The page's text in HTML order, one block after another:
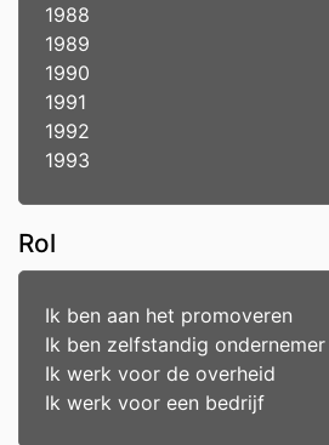
1988
1989
1990
1991
1992
1993
Rol
Ik ben aan het promoveren
Ik ben zelfstandig ondernemer
Ik werk voor de overheid
Ik werk voor een bedrijf